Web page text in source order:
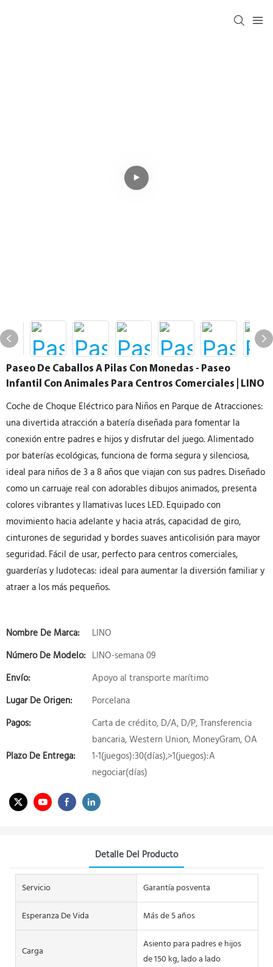
Paseo De Caballos A Pilas Con Monedas - Paseo
Infantil Con Animales Para Centros Comerciales | LINO
Coche de Choque Eléctrico para Niños en Parque de Atracciones:
una divertida atracción a batería diseñada para fomentar la
conexión entre padres e hijos y disfrutar del juego. Alimentado
por baterías ecológicas, funciona de forma segura y silenciosa,
ideal para niños de 3 a 8 años que viajan con sus padres. Diseñado
como un carruaje real con adorables dibujos animados, presenta
colores vibrantes y llamativas luces LED. Equipado con
movimiento hacia adelante y hacia atrás, capacidad de giro,
cinturones de seguridad y bordes suaves anticolisión para mayor
seguridad. Fácil de usar, perfecto para centros comerciales,
guarderías y ludotecas: ideal para aumentar la diversión familiar y
atraer a los más pequeños.
Nombre De Marca:
LINO
Número De Modelo: LINO-semana 09
Envío:
Apoyo al transporte marítimo
Lugar De Origen:
Porcelana
Pagos:
Carta de crédito, D/A, D/P, Transferencia
bancaria, Western Union, MoneyGram, OA
Plazo De Entrega:
1-1(juegos):30(días),>1(juegos):A
negociar(días)
Detalle Del Producto
Servicio
Garantía posventa
Esperanza De Vida
Más de 5 años
Carga
Asiento para padres e hijos
de 150 kg, lado a lado